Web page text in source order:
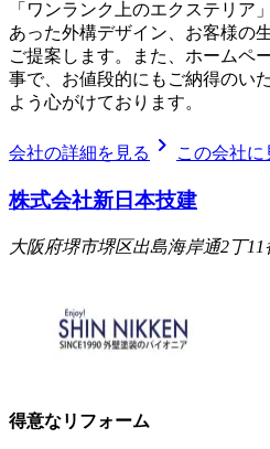
「ワンランク上のエクステリア
あった外構デザイン、お客様の
ご提案します。また、ホームペ
事で、お値段的にもご納得のい
よう心がけております。
会社の詳細を見る chevron_right この会社に
株式会社新日本技建
大阪府堺市堺区出島海岸通2丁11
得意なリフォーム